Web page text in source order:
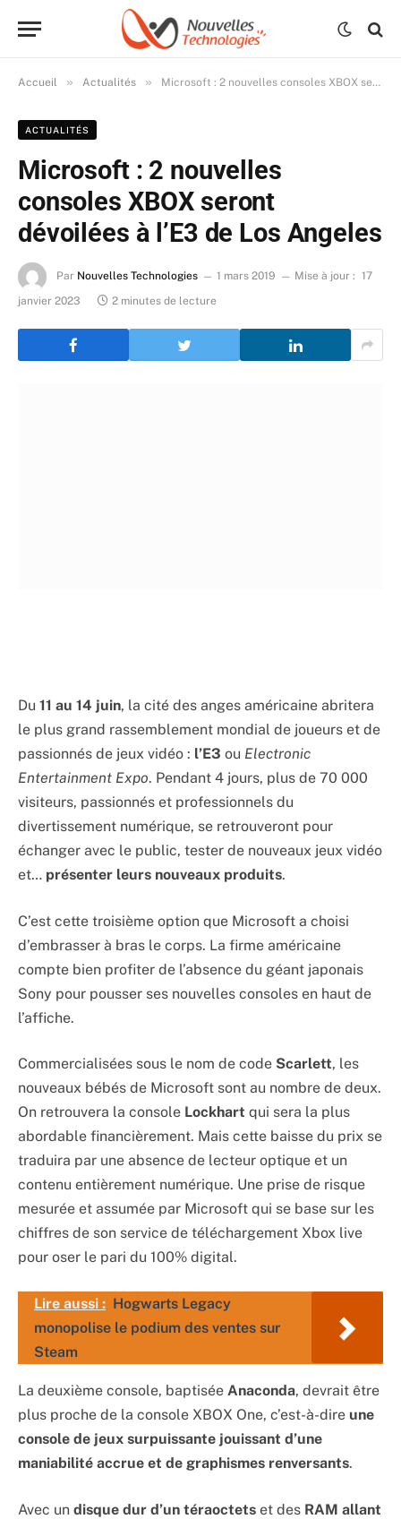
Accueil » Actualités » Microsoft : 2 nouvelles consoles XBOX seront dévoilées à l’E3 de Los Angeles
ACTUALITÉS
Microsoft : 2 nouvelles
consoles XBOX seront
dévoilées à l’E3 de Los Angeles
Par Nouvelles Technologies 1 mars 2019 Mise à jour : 17
janvier 2023
2 minutes de lecture
Du 11 au 14 juin, la cité des anges américaine abritera
le plus grand rassemblement mondial de joueurs et de
passionnés de jeux vidéo : l’E3 ou Electronic
Entertainment Expo. Pendant 4 jours, plus de 70 000
visiteurs, passionnés et professionnels du
divertissement numérique, se retrouveront pour
échanger avec le public, tester de nouveaux jeux vidéo
et… présenter leurs nouveaux produits.
C’est cette troisième option que Microsoft a choisi
d’embrasser à bras le corps. La firme américaine
compte bien profiter de l’absence du géant japonais
Sony pour pousser ses nouvelles consoles en haut de
l’affiche.
Commercialisées sous le nom de code Scarlett, les
nouveaux bébés de Microsoft sont au nombre de deux.
On retrouvera la console Lockhart qui sera la plus
abordable financièrement. Mais cette baisse du prix se
traduira par une absence de lecteur optique et un
contenu entièrement numérique. Une prise de risque
mesurée et assumée par Microsoft qui se base sur les
chiffres de son service de téléchargement Xbox live
pour oser le pari du 100% digital.
Lire aussi : Hogwarts Legacy
monopolise le podium des ventes sur
Steam
La deuxième console, baptisée Anaconda, devrait être
plus proche de la console XBOX One, c’est-à-dire une
console de jeux surpuissante jouissant d’une
maniabilité accrue et de graphismes renversants.
Avec un disque dur d’un téraoctets et des RAM allant